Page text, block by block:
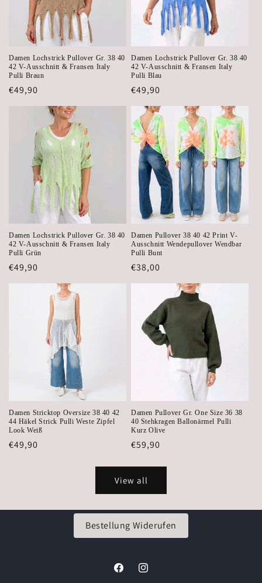
Damen Lochstrick Pullover Gr. 38 40
42 V-Ausschnitt & Fransen Italy
Pulli Braun
Regular
€49,90
Damen Lochstrick Pullover Gr. 38 40
42 V-Ausschnitt & Fransen Italy
Pulli Blau
Regular
price
€49,90
Damen Lochstrick Pullover Gr. 38 40
42 V-Ausschnitt & Fransen Italy
Pulli Grün
Regular
€49,90
Damen Pullover 38 40 42 Print V-
Ausschnitt Wendepullover Wendbar
Pulli Bunt
Regular
price
€38,00
Damen Stricktop Oversize 38 40 42
44 Häkel Strick Pulli Weste Zipfel
Look Weiß
Regular
€49,90
Damen Pullover Gr. One Size 36 38
40 Stehkragen Ballonärmel Pulli
Kurz Olive
Regular
€59,90
View all
Bestellung Widerufen
FacebookInstagram